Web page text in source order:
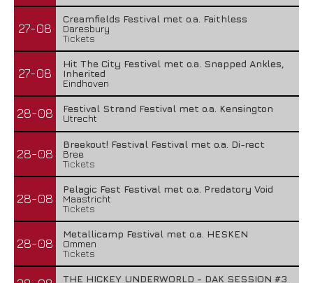
27-08
Creamfields Festival met o.a. Faithless
Daresbury
Tickets
27-08
Hit The City Festival met o.a. Snapped Ankles,
Inherited
Eindhoven
28-08
Festival Strand Festival met o.a. Kensington
Utrecht
28-08
Breekout! Festival Festival met o.a. Di-rect
Bree
Tickets
28-08
Pelagic Fest Festival met o.a. Predatory Void
Maastricht
Tickets
28-08
Metallicamp Festival met o.a. HESKEN
Ommen
Tickets
THE HICKEY UNDERWORLD - DAK SESSION #3